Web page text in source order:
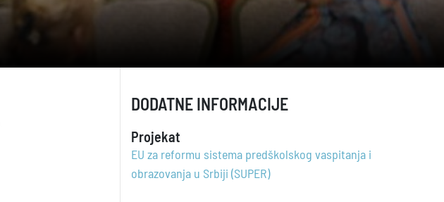
DODATNE INFORMACIJE
Projekat
EU za reformu sistema predškolskog vaspitanja i
obrazovanja u Srbiji (SUPER)